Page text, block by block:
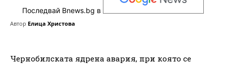
Последвай Bnews.bg в
Автор Елица Христова
Чернобилската ядрена авария, при която се